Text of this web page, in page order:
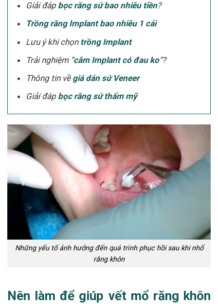
Giải đáp bọc răng sứ bao nhiêu tiền?
Trồng răng Implant bao nhiêu 1 cái
Lưu ý khi chọn trồng Implant
Trải nghiệm “cắm Implant có đau ko“?
Thông tin về giá dán sứ Veneer
Giải đáp bọc răng sứ thẩm mỹ
Những yếu tố ảnh hưởng đến quá trình phục hồi sau khi nhổ
răng khôn
Nên làm để giúp vết mổ răng khôn